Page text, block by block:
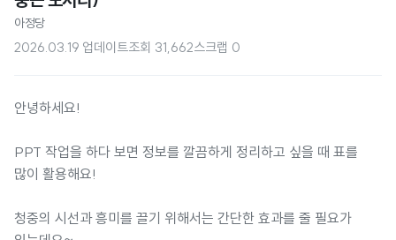
아정당
2026.03.19 업데이트조회 31,662스크랩 0
안녕하세요!
PPT 작업을 하다 보면 정보를 깔끔하게 정리하고 싶을 때 표를
많이 활용해요!
청중의 시선과 흥미를 끌기 위해서는 간단한 효과를 줄 필요가